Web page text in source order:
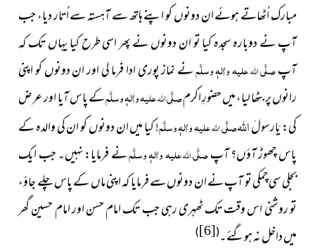
مبارک اُٹھاتے ہوئے ان دونوں کو اپنے ہاتھ سے آہستہ سے اُتار دیا، جب
آپ نے دوبارہ سجدہ کیا تو ان دونوں نے پھر اسی طرح کیا یہاں تک کہ
آپصلَّیاللہعلیہ واٰلہٖ وسلَّمنے نماز پوری ادا فرما لی اور ان دونوں کو اپنی
رانوں پر بٹھا لیا، میں حضورِ اکرمصلَّیاللہعلیہ واٰلہٖ وسلَّمکے پاس آیا اور عرض
کی: یَارسولَاللہصلَّیاللہعلیہ واٰلہٖ وسلَّم! کیا میں ان دونوں کو ان کی والدہ کے
پاس چھوڑ آؤں؟ آپصلَّیاللہعلیہ واٰلہٖ وسلَّمنے فرمایا: نہیں۔ جب ایک
بجلی سی چمکی تو آپ نے ان دونوں سے فرمایا کہ اپنی ماں کے پاس چلے جاؤ،
تو روشنی اس وقت تک ٹھہری رہی جب تک امام حسن اور امام حسین گھر
میں داخل نہ ہوگئے۔(
[6]
)